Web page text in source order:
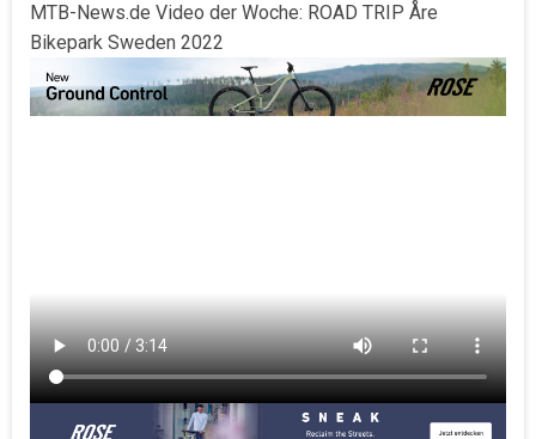
MTB-News.de Video der Woche: ROAD TRIP Åre
Bikepark Sweden 2022